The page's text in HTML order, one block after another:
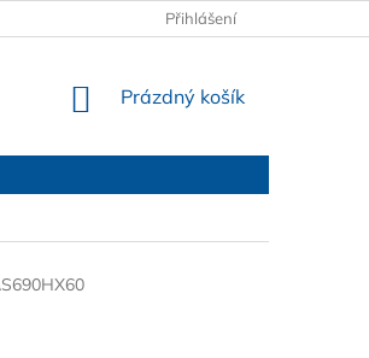
PODMÍNKY OCHRANY OSOBNÍCH ÚDAJŮ
Přihlášení
NÁKUPNÍ
Prázdný košík